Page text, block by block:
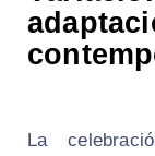
La